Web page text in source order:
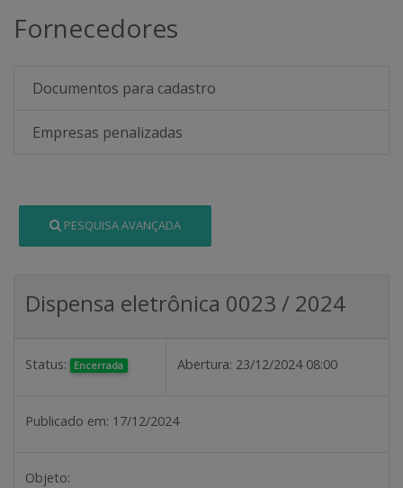
Fornecedores
Documentos para cadastro
Empresas penalizadas
PESQUISA AVANÇADA
Dispensa eletrônica 0023 / 2024
Status: Encerrada Abertura: 23/12/2024 08:00
Publicado em: 17/12/2024
Objeto: